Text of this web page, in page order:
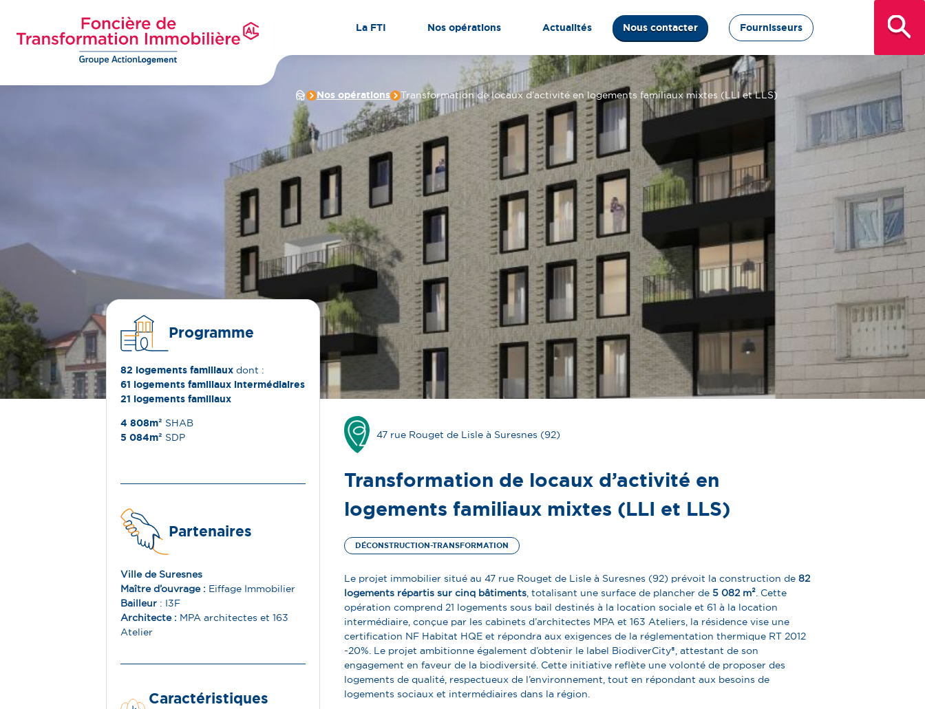
contenu
La FTI Nos opérations Actualités Nous contacter Fournisseurs
Nos opérations Transformation de locaux d’activité en logements familiaux mixtes (LLI et LLS)​
Opération
en
47 rue Rouget de Lisle à Suresnes (92)
Transformation de locaux d’activité en
logements familiaux mixtes (LLI et LLS)​
DÉCONSTRUCTION-TRANSFORMATION
Le projet immobilier situé au 47 rue Rouget de Lisleà Suresnes (92) prévoit la construction de 82
logements répartis sur cinq bâtiments, totalisant une surface de plancher de 5 082 m². Cette
opération comprend 21 logements sous bail destinés à la location sociale et 61 à la location
intermédiaire, conçue par les cabinets d’architectes MPA et 163 Ateliers, la résidence vise une
certification NF Habitat HQE et répondra aux exigences de la réglementation thermique RT 2012
-20%. Le projet ambitionne également d’obtenir le label BiodiverCity®, attestant de son
engagement en faveur de la biodiversité. Cette initiative reflète une volonté de proposer des
logements de qualité, respectueux de l’environnement, tout en répondant aux besoins de
logements sociaux et intermédiaires dans la région.
Programme
82 logements familiaux dont :​
61 logements familiaux intermédiaires
21 logements familiaux
4 808m² SHAB
5 084m² SDP
Partenaires
Ville de Suresnes
Maître d’ouvrage : Eiffage Immobilier ​
Bailleur : I3F​
Architecte: MPA architectes et 163
Atelier ​
Caractéristiques